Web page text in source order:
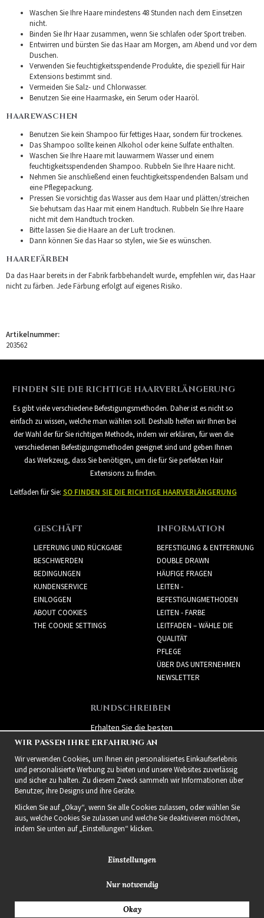
Waschen Sie Ihre Haare mindestens 48 Stunden nach dem Einsetzen
nicht.
Binden Sie Ihr Haar zusammen, wenn Sie schlafen oder Sport treiben.
Entwirren und bürsten Sie das Haar am Morgen, am Abend und vor dem
Duschen.
Verwenden Sie feuchtigkeitsspendende Produkte, die speziell für Hair
Extensions bestimmt sind.
Vermeiden Sie Salz- und Chlorwasser.
Benutzen Sie eine Haarmaske, ein Serum oder Haaröl.
HAAREWASCHEN
Benutzen Sie kein Shampoo für fettiges Haar, sondern für trockenes.
Das Shampoo sollte keinen Alkohol oder keine Sulfate enthalten.
Waschen Sie Ihre Haare mit lauwarmem Wasser und einem
feuchtigkeitsspendenden Shampoo. Rubbeln Sie Ihre Haare nicht.
Nehmen Sie anschließend einen feuchtigkeitsspendenden Balsam und
eine Pflegepackung.
Pressen Sie vorsichtig das Wasser aus dem Haar und plätten/streichen
Sie behutsam das Haar mit einem Handtuch. Rubbeln Sie Ihre Haare
nicht mit dem Handtuch trocken.
Bitte lassen Sie die Haare an der Luft trocknen.
Dann können Sie das Haar so stylen, wie Sie es wünschen.
HAAREFÄRBEN
Da das Haar bereits in der Fabrik farbbehandelt wurde, empfehlen wir, das Haar
nicht zu färben. Jede Färbung erfolgt auf eigenes Risiko.
Artikelnummer:
203562
FINDEN SIE DIE RICHTIGE HAARVERLÄNGERUNG
Es gibt viele verschiedene Befestigungsmethoden. Daher ist es nicht so
einfach zu wissen, welche man wählen soll. Deshalb helfen wir Ihnen bei
der Wahl der für Sie richtigen Methode, indem wir erklären, für wen die
verschiedenen Befestigungsmethoden geeignet sind und geben Ihnen
das Werkzeug, dass Sie benötigen, um die für Sie perfekten Hair
Extensions zu finden.
Leitfaden für Sie: SO FINDEN SIE DIE RICHTIGE HAARVERLÄNGERUNG
GESCHÄFT
LIEFERUNG UND RÜCKGABE
BESCHWERDEN
BEDINGUNGEN
KUNDENSERVICE
EINLOGGEN
ABOUT COOKIES
THE COOKIE SETTINGS
INFORMATION
BEFESTIGUNG & ENTFERNUNG
DOUBLE DRAWN
HÄUFIGE FRAGEN
LEITEN -
BEFESTIGUNGMETHODEN
LEITEN - FARBE
LEITFADEN – WÄHLE DIE
QUALITÄT
PFLEGE
ÜBER DAS UNTERNEHMEN
NEWSLETTER
RUNDSCHREIBEN
Erhalten Sie die besten
Angebote und spannende
neue Produkte!
2021 Delightful Hair
WIR PASSEN IHRE ERFAHRUNG AN
Wir verwenden Cookies, um Ihnen ein personalisiertes Einkaufserlebnis
und personalisierte Werbung zu bieten und unsere Websites zuverlässig
und sicher zu halten. Zu diesem Zweck sammeln wir Informationen über
Benutzer, ihre Designs und ihre Geräte.
Klicken Sie auf „Okay“, wenn Sie alle Cookies zulassen, oder wählen Sie
aus, welche Cookies Sie zulassen und welche Sie deaktivieren möchten,
indem Sie unten auf „Einstellungen“ klicken.
Einstellungen
Nur notwendig
Okay